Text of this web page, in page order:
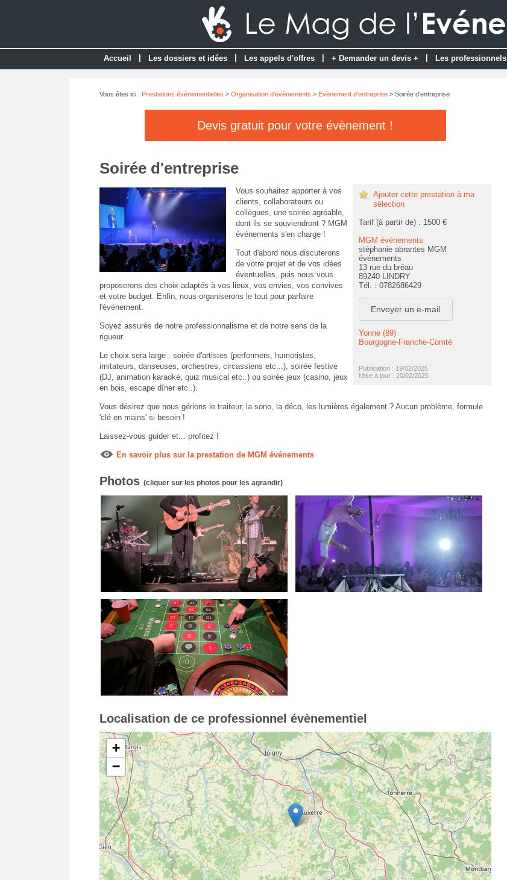
Accueil Les dossiers et idées Les appels d'offres + Demander un devis + Les professionnels
Vous êtes ici : Prestations évènementielles > Organisation d'évènements > Evènement d'entreprise> Soirée d'entreprise
Devis gratuit pour votre évènement !
Soirée d'entreprise
Ajouter cette prestation à ma
sélection
Tarif (à partir de) : 1500 €
MGM événements
stéphanie abrantes MGM
événements
13 rue du bréau
89240 LINDRY
Tél. : 0782686429
Envoyer un e-mail
Yonne (89)
Bourgogne-Franche-Comté
Publication : 19/02/2025
Mise à jour : 20/02/2025
Vous souhaitez apporter à vos
clients, collaborateurs ou
collègues, une soirée agréable,
dont ils se souviendront ? MGM
événements s'en charge !
Tout d'abord nous discuterons
de votre projet et de vos idées
éventuelles, puis nous vous
proposerons des choix adaptés à vos lieux, vos envies, vos convives
et votre budget. Enfin, nous organiserons le tout pour parfaire
l'événement.
Soyez assurés de notre professionnalisme et de notre sens de la
rigueur.
Le choix sera large : soirée d'artistes (performers, humoristes,
imitateurs, danseuses, orchestres, circassiens etc...), soirée festive
(DJ, animation karaoké, quiz musical etc..) ou soirée jeux (casino, jeux
en bois, escape dîner etc..).
Vous désirez que nous gérions le traiteur, la sono, la déco, les lumières également ? Aucun problème, formule
'clé en mains' si besoin !
Laissez-vous guider et... profitez !
En savoir plus sur la prestation de MGM événements
Photos (cliquer sur les photos pour les agrandir)
Localisation de ce professionnel évènementiel
+
−